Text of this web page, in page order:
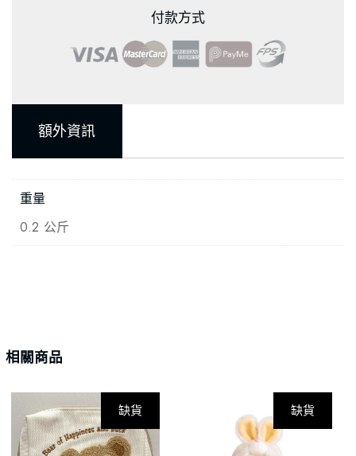
付款方式
額外資訊
重量
0.2 公斤
相關商品
缺貨 缺貨